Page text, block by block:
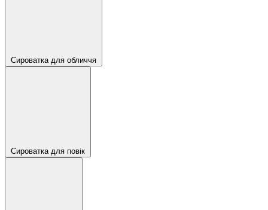
Сироватка для обличчя
Сироватка для повік